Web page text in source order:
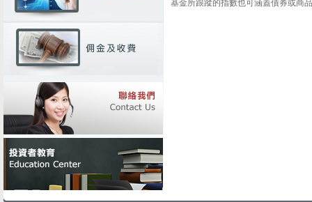
基金所跟蹤的指數也可涵蓋債券或商